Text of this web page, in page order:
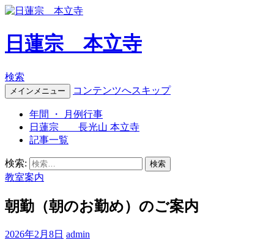
日蓮宗 本立寺
検索
メインメニュー コンテンツへスキップ
年間 ・ 月例行事
日蓮宗 長光山 本立寺
記事一覧
検索:
教室案内
朝勤（朝のお勤め）のご案内
2026年2月8日 admin